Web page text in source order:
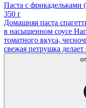
Паста с фрикадельками
350 г
Домашняя паста
в насыщенном соусе
томатного вкуса,
свежая петрушка
от